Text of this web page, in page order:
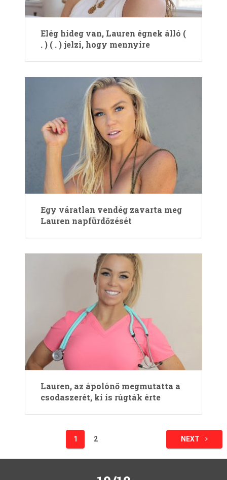
Elég hideg van, Lauren égnek álló (
. ) ( . ) jelzi, hogy mennyire
Egy váratlan vendég zavarta meg
Lauren napfürdőzését
Lauren, az ápolónő megmutatta a
csodaszerét, ki is rúgták érte
Bejegyzések
1 2 NEXT